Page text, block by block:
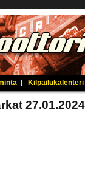
| Kilpailukalenteri
27.01.2024